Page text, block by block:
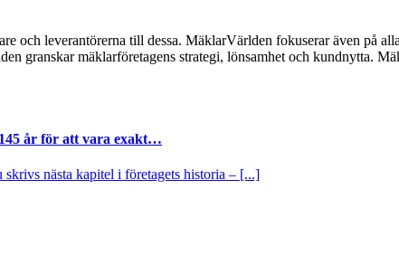
och leverantörerna till dessa. MäklarVärlden fokuserar även på
granskar mäklarföretagens strategi, lönsamhet och kundnytta.
år för att vara exakt…
nästa kapitel i företagets historia – [...]